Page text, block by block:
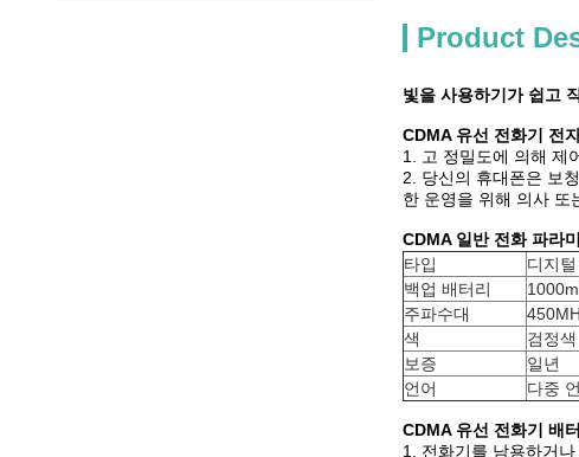
Product
빛을 사용하기가 쉽고
CDMA 유선 전화기 전
1. 고 정밀도에 의해 제
2. 당신의 휴대폰은 보
한 운영을 위해 의사 또
CDMA 일반 전화 파라
타입
디지
백업 배터리
주파수대
색
검정색
보증
일년
언어
다중
CDMA 유선 전화기 배
1. 전화기를 남용하거